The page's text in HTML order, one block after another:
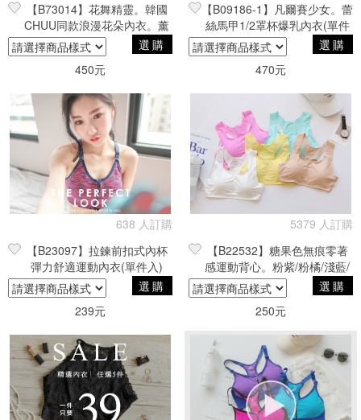
【B73014】花舞精靈。韓國
CHUU同款浪漫花朵內衣。薰
衣草。32B/32C
選購
450元
【B09186-1】凡爾賽少女。蕾
絲馬甲1/2罩杯爆乳內衣(單件
入)。粉
選購
470元
638 人訂購
【B23097】拉鍊前扣式內杯
彈力舒適運動內衣(單件入)
選購
239元
5379 人訂購
【B22532】糖果色無痕零著
感運動背心。粉紫/粉橘/淺藍/
黃
選購
250元